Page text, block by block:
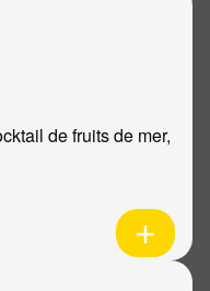
de fruits de mer,